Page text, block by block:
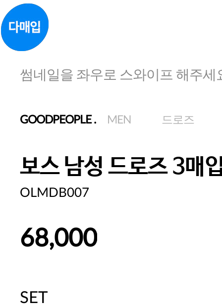
썸네일을 좌우로 스와이프 해주세
GOODPEOPLE. MEN 드로즈
보스 남성 드로즈 3매
OLMDB007
68,000
주말특가 20%(8.7~8.9)/5만원 이
SET